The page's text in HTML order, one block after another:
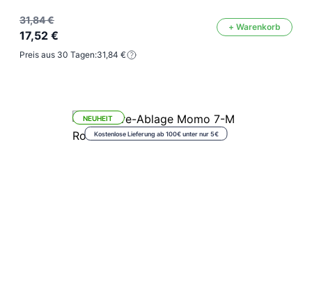
31,84 €
17,52 €
+ Warenkorb
Preis aus 30 Tagen:31,84 €
Kostenlose Lieferung ab 100€ unter nur 5€
NEUHEIT